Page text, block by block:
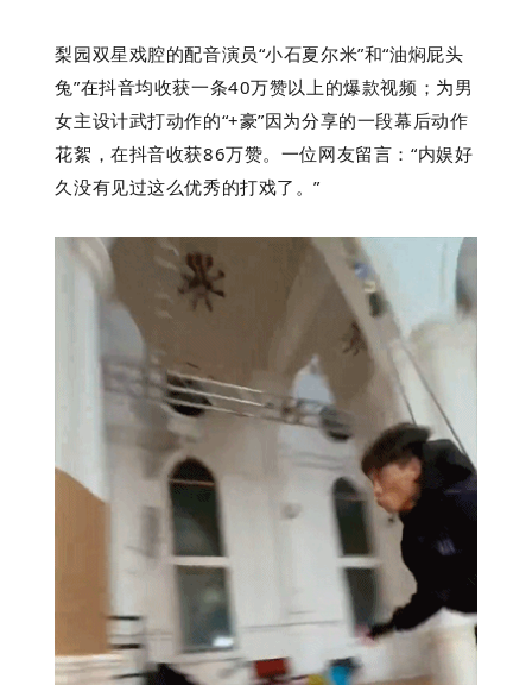
梨园双星戏腔的配音演员“小石夏尔米”和“油焖屁头
兔”在抖音均收获一条40万赞以上的爆款视频；为男
女主设计武打动作的“+豪”因为分享的一段幕后动作
花絮，在抖音收获86万赞。一位网友留言：“内娱好
久没有见过这么优秀的打戏了。”